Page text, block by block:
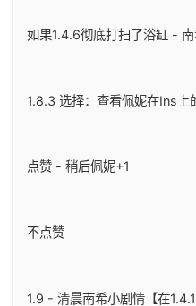
如果1.4.6彻底打扫了浴缸 - 南
1.8.3 选择：查看佩妮在Ins上
点赞 - 稍后佩妮+1
不点赞
1.9 - 清晨南希小剧情【在